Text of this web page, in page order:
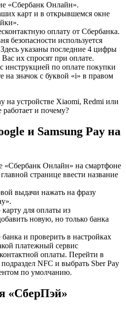
«Сбербанк Онлайн».
карт и в открывшемся окне
оплату от Сбербанка.
безопасности используется
указаны последние 4 цифры
их спросят при оплате.
инструкцией по оплате покупки
на значок с буквой «i» в правом
и Samsung Pay на
«Сбербанк Онлайн» на смартфоне
странице ввести название
выдачи нажать на фразу
для оплаты из
новую, но только банка
и проверить в настройках
платежный сервис
оплаты. Перейти в
NFC и выбрать Sber Pay
по умолчанию.
«СберПэй»